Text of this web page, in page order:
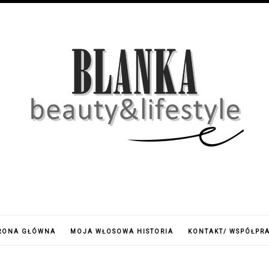
GŁÓWNA MOJA WŁOSOWA HISTORIA KONTAKT/